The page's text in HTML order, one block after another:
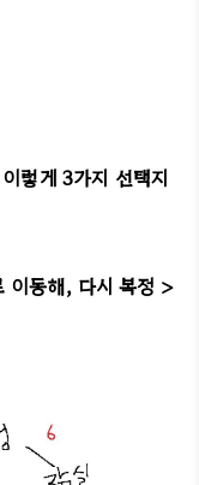
렇게 3가지 선택지
이동해, 다시 복정 >